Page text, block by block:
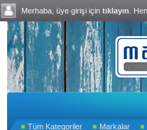
Merhaba, üye girişi için tıklayın .
Tüm Kategoriler Markalar